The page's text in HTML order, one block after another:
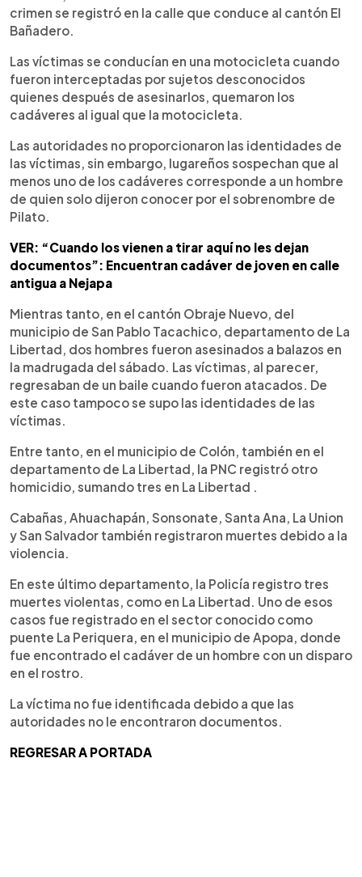
crimen se registró en la calle que conduce al cantón El
Bañadero.
Las víctimas se conducían en una motocicleta cuando
fueron interceptadas por sujetos desconocidos
quienes después de asesinarlos, quemaron los
cadáveres al igual que la motocicleta.
Las autoridades no proporcionaron las identidades de
las víctimas, sin embargo, lugareños sospechan que al
menos uno de los cadáveres corresponde a un hombre
de quien solo dijeron conocer por el sobrenombre de
Pilato.
VER: “Cuando los vienen a tirar aquí no les dejan
documentos”: Encuentran cadáver de joven en calle
antigua a Nejapa
Mientras tanto, en el cantón Obraje Nuevo, del
municipio de San Pablo Tacachico, departamento de La
Libertad, dos hombres fueron asesinados a balazos en
la madrugada del sábado. Las víctimas, al parecer,
regresaban de un baile cuando fueron atacados. De
este caso tampoco se supo las identidades de las
víctimas.
Entre tanto, en el municipio de Colón, también en el
departamento de La Libertad, la PNC registró otro
homicidio, sumando tres en La Libertad .
Cabañas, Ahuachapán, Sonsonate, Santa Ana, La Union
y San Salvador también registraron muertes debido a la
violencia.
En este último departamento, la Policía registro tres
muertes violentas, como en La Libertad. Uno de esos
casos fue registrado en el sector conocido como
puente La Periquera, en el municipio de Apopa, donde
fue encontrado el cadáver de un hombre con un disparo
en el rostro.
La víctima no fue identificada debido a que las
autoridades no le encontraron documentos.
REGRESAR A PORTADA